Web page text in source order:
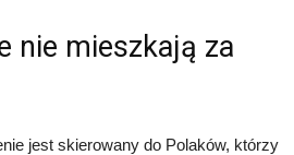
nie mieszkają za
jest skierowany do Polaków, którzy